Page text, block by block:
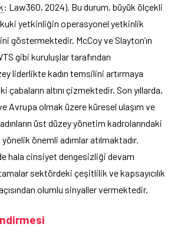
: Law360, 2024). Bu durum, büyük ölçekli
yetkinliğin operasyonel yetkinlik
göstermektedir. McCoy ve Slayton’ın
gibi kuruluşlar tarafından
liderlikte kadın temsilini artırmaya
çabaların altını çizmektedir. Son yıllarda,
Avrupa olmak üzere küresel ulaşım ve
üst düzey yönetim kadrolarındaki
önemli adımlar atılmaktadır.
hala cinsiyet dengesizliği devam
sektördeki çeşitlilik ve kapsayıcılık
olumlu sinyaller vermektedir.